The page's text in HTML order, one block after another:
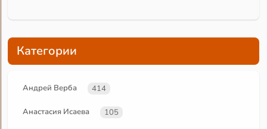
Категории
Андрей Верба 414
Анастасия Исаева 105